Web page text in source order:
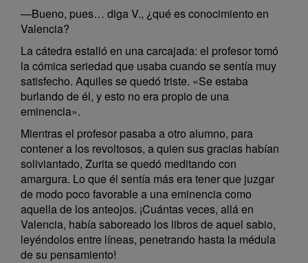
—Bueno, pues… diga V., ¿qué es conocimiento en
Valencia?
La cátedra estalló en una carcajada: el profesor tomó
la cómica seriedad que usaba cuando se sentía muy
satisfecho. Aquiles se quedó triste. «Se estaba
burlando de él, y esto no era propio de una
eminencia».
Mientras el profesor pasaba a otro alumno, para
contener a los revoltosos, a quien sus gracias habían
soliviantado, Zurita se quedó meditando con
amargura. Lo que él sentía más era tener que juzgar
de modo poco favorable a una eminencia como
aquella de los anteojos. ¡Cuántas veces, allá en
Valencia, había saboreado los libros de aquel sabio,
leyéndolos entre líneas, penetrando hasta la médula
de su pensamiento!